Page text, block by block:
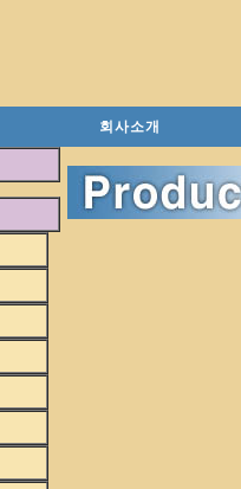
회 사 소 개